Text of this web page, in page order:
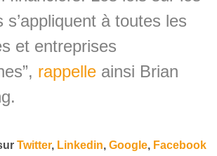
s’appliquent à toutes les
et entreprises
rappelle ainsi Brian
Twitter, Linkedin, Google, Facebook